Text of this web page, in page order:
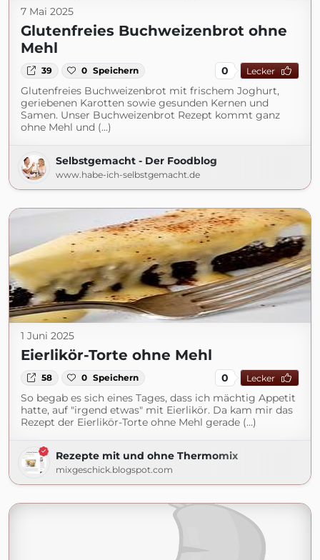
7 Mai 2025
Glutenfreies Buchweizenbrot ohne
Mehl
39 0 Speichern 0 Lecker
Glutenfreies Buchweizenbrot mit frischem Joghurt,
geriebenen Karotten sowie gesunden Kernen und
Samen. Unser Buchweizenbrot Rezept kommt ganz
ohne Mehl und (...)
Selbstgemacht - Der Foodblog
www.habe-ich-selbstgemacht.de
1 Juni 2025
Eierlikör-Torte ohne Mehl
58 0 Speichern 0 Lecker
So begab es sich eines Tages, dass ich mächtig Appetit
hatte, auf "irgend etwas" mit Eierlikör. Da kam mir das
Rezept der Eierlikör-Torte ohne Mehl gerade (...)
Rezepte mit und ohne Thermomix
mixgeschick.blogspot.com